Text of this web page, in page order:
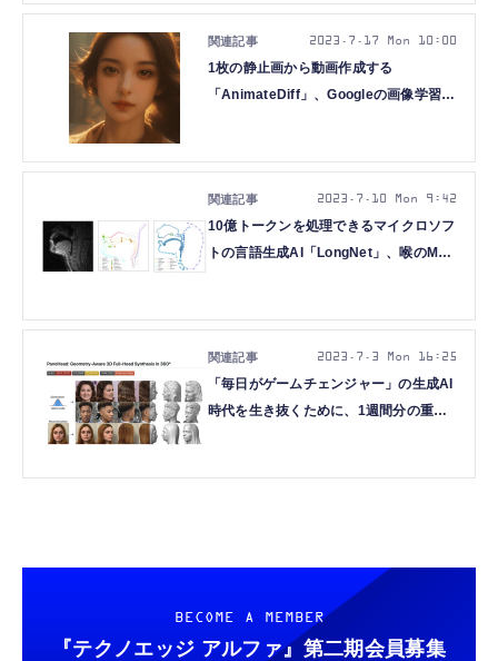
解説（生成AIウィークリー）
1枚の静止画から動画作成する
「AnimateDiff」、Googleの画像学習改
2023.7.17 Mon 10:00
10億トークンを処理できるマイクロソフ
トの言語生成AI「LongNet」、喉のMRI
2023.7.10 Mon 9:42
「毎日がゲームチェンジャー」の生成AI
時代を生き抜くために、1週間分の重要
2023.7.3 Mon 16:25
BECOME A MEMBER
『テクノエッジ アルファ』 第二期会員募集